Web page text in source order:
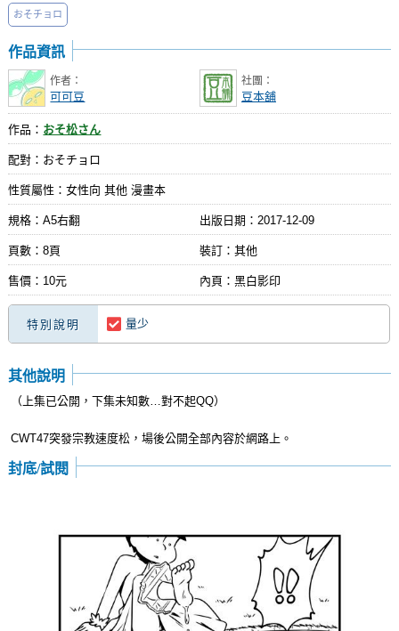
おそチョロ
作品資訊
作者：
可可豆
社團：
豆本舖
作品： おそ松さん
配對：おそチョロ
性質屬性：女性向 其他 漫畫本
規格：A5右翻 出版日期： 2017-12-09
頁數：8頁 裝訂：其他
售價：10元 內頁：黑白影印
特別說明 量少
其他說明
（上集已公開，下集未知數…對不起QQ）
CWT47突發宗教速度松，場後公開全部內容於網路上。
封底/試閱